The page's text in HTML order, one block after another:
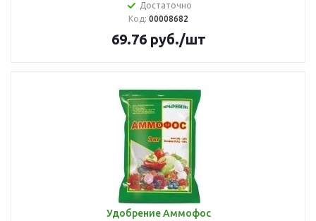
Достаточно
Код: 00008682
69.76руб./шт
Удобрение Аммофос